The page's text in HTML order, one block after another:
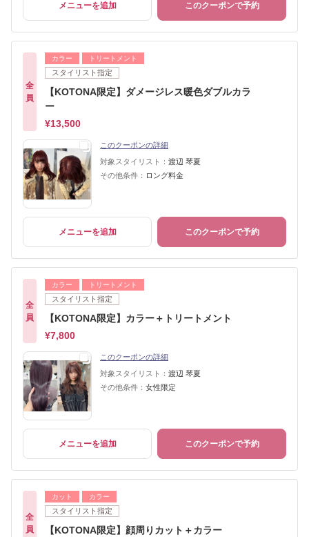
メニューを追加 このクーポンで予約
全
員
カラー トリートメント
スタイリスト指定
【KOTONA限定】ダメージレス暖色ダブルカラ
ー
¥13,500
このクーポンの詳細
対象スタイリスト： 渡辺 琴夏
その他条件： ロング料金
メニューを追加 このクーポンで予約
全
員
カラー トリートメント
スタイリスト指定
【KOTONA限定】カラー＋トリートメント
¥7,800
このクーポンの詳細
対象スタイリスト： 渡辺 琴夏
その他条件： 女性限定
メニューを追加 このクーポンで予約
全
員
カット カラー
スタイリスト指定
【KOTONA限定】顔周りカット＋カラー